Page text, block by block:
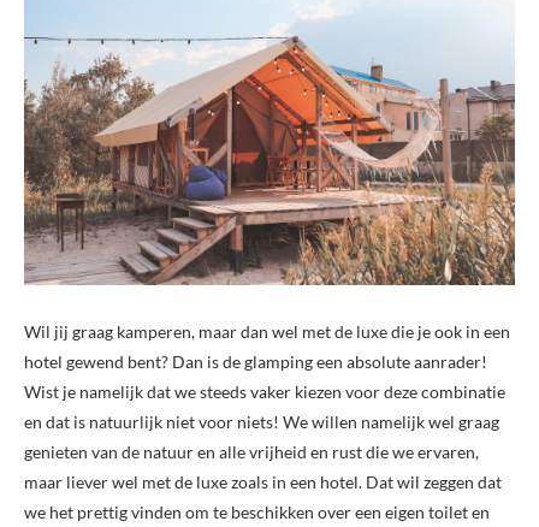
Wil jij graag kamperen, maar dan wel met de luxe die je ook in een
hotel gewend bent? Dan is de glamping een absolute aanrader!
Wist je namelijk dat we steeds vaker kiezen voor deze combinatie
en dat is natuurlijk niet voor niets! We willen namelijk wel graag
genieten van de natuur en alle vrijheid en rust die we ervaren,
maar liever wel met de luxe zoals in een hotel. Dat wil zeggen dat
we het prettig vinden om te beschikken over een eigen toilet en